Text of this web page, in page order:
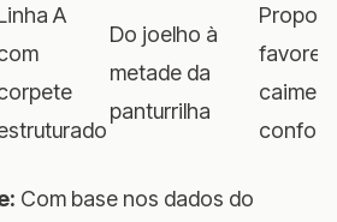
A
Do joelho à
metade da
panturrilha
Com base nos dados do